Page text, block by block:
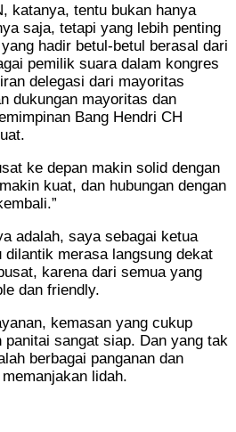
katanya, tentu bukan hanya
saja, tetapi yang lebih penting
hadir betul-betul berasal dari
pemilik suara dalam kongres
delegasi dari mayoritas
dukungan mayoritas dan
Bang Hendri CH
ke depan makin solid dengan
kuat, dan hubungan dengan
adalah, saya sebagai ketua
merasa langsung dekat
karena dari semua yang
dan friendly.
kemasan yang cukup
panitai sangat siap. Dan yang tak
berbagai panganan dan
lidah.